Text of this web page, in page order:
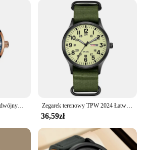
Zegarek męski Ailang z podwójnym kołem zamachowym 2020 nowy skórzany modny automatyczny zegarek mechaniczny ze stali nierdzewnej z fazą księżyca Zegarek terenowy TPW 2024 Łatwy do czytania pasek z tkaniny 24-godzinny wyświetlacz Mechanizm kwarcowy
36,59zł